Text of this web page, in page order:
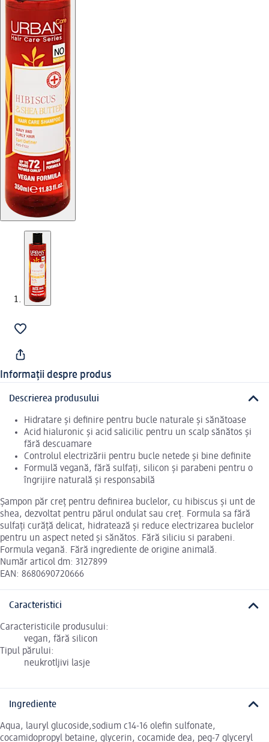
Informații despre produs
Descrierea produsului
Hidratare și definire pentru bucle naturale și sănătoase
Acid hialuronic și acid salicilic pentru un scalp sănătos și
fără descuamare
Controlul electrizării pentru bucle netede și bine definite
Formulă vegană, fără sulfați, silicon și parabeni pentru o
îngrijire naturală și responsabilă
Șampon păr creț pentru definirea buclelor, cu hibiscus și unt de
shea, dezvoltat pentru părul ondulat sau creț. Formula sa fără
sulfați curăță delicat, hidratează și reduce electrizarea buclelor
pentru un aspect neted și sănătos. Fără siliciu si parabeni.
Formula vegană. Fără ingrediente de origine animală.
Număr articol dm: 3127899
EAN: 8680690720666
Caracteristici
Caracteristicile produsului:
vegan, fără silicon
Tipul părului:
neukrotljivi lasje
Ingrediente
Aqua, lauryl glucoside,sodium c14-16 olefin sulfonate,
cocamidopropyl betaine, glycerin, cocamide dea, peg-7 glyceryl